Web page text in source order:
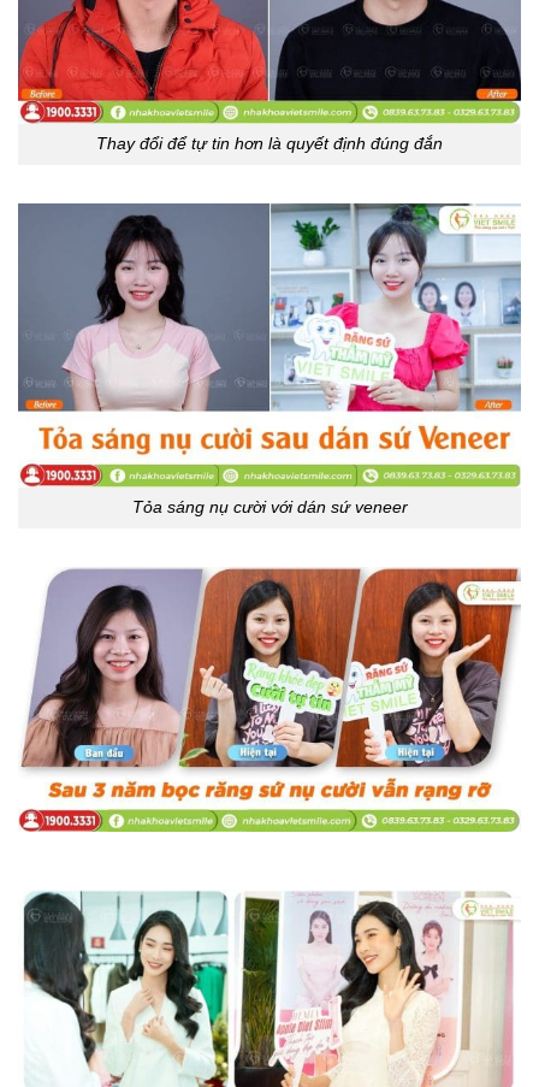
Thay đổi để tự tin hơn là quyết định đúng đắn
Tỏa sáng nụ cười với dán sứ veneer